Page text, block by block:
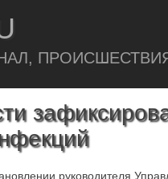
руководителя